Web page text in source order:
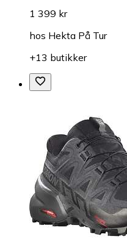
1 399 kr
hos Hekta På Tur
+13 butikker